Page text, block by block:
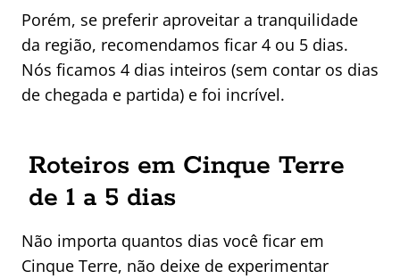
Porém, se preferir aproveitar a tranquilidade
da região, recomendamos ficar 4 ou 5 dias.
Nós ficamos 4 dias inteiros (sem contar os dias
de chegada e partida) e foi incrível.
Roteiros em Cinque Terre
de 1 a 5 dias
Não importa quantos dias você ficar em
Cinque Terre, não deixe de experimentar